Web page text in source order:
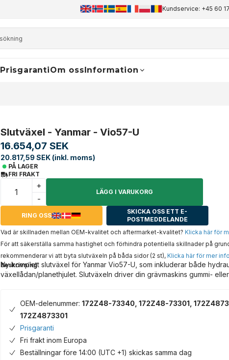
+45 60 17 81 50 info@finaldrive-trackmotors.com WhatsApp
Kundservice: +45 60
PrisgarantiOm ossInformation
Slutväxel - Yanmar - Vio57-U
16.654,07 SEK
20.817,59 SEK (inkl. moms)
PÅ LAGER
FRI FRAKT
+
-
LÄGG I VARUKORG
RING OSS
SKICKA OSS ETT E-
POSTMEDDELANDE
Vad är skillnaden mellan OEM-kvalitet och aftermarket-kvalitet? Klicka här för
För att säkerställa samma hastighet och förhindra potentiella skillnader på
rekommenderar vi att byta slutväxeln på båda sidor (2 st), Klicka här för mer
Beskrivning
Ny komplett slutväxel för Yanmar Vio57-U, som inkluderar både
växellådan/planethjulet. Slutväxeln driver din grävmaskins gummi-
OEM-delenummer: 172Z48-73340, 172Z48-73301,
172Z4873301
Prisgaranti
Fri frakt inom Europa
Beställningar före 14:00 (UTC +1) skickas samma dag